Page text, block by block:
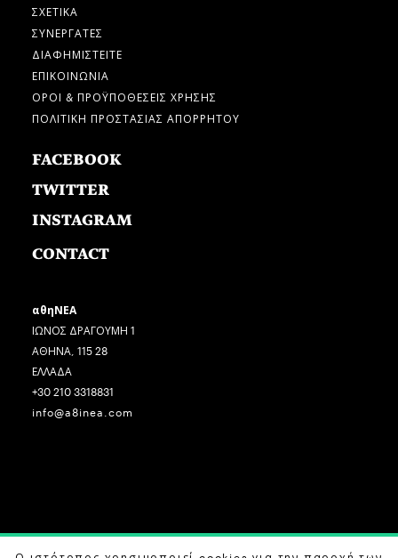
ΣΧΕΤΙΚΑ
ΣΥΝΕΡΓΑΤΕΣ
ΔΙΑΦΗΜΙΣΤΕΙΤΕ
ΕΠΙΚΟΙΝΩΝΙΑ
ΟΡΟΙ & ΠΡΟΫΠΟΘΕΣΕΙΣ ΧΡΗΣΗΣ
ΠΟΛΙΤΙΚΗ ΠΡΟΣΤΑΣΙΑΣ ΑΠΟΡΡΗΤΟΥ
FACEBOOK
TWITTER
INSTAGRAM
CONTACT
αθηΝΕΑ
ΙΩΝΟΣ ΔΡΑΓΟΥΜΗ 1
ΑΘΗΝΑ, 115 28
ΕΛΛΑΔΑ
+30 210 3318831
info@a8inea.com